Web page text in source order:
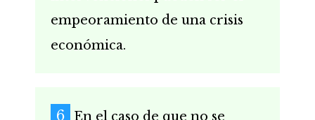
empeoramiento de una crisis
económica.
En el caso de que no se